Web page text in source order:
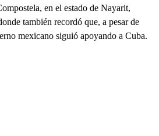
en el estado de Nayarit,
también recordó que, a pesar de
mexicano siguió apoyando a Cuba.